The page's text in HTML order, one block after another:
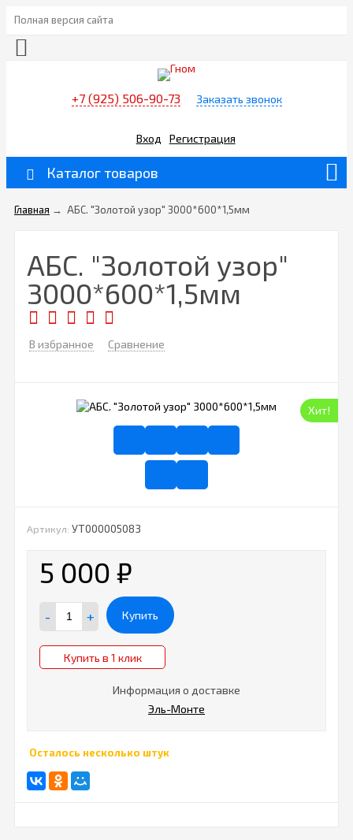
Полная версия сайта
+7 (925) 506-90-73 Заказать звонок
Вход Регистрация
Каталог товаров
Главная → АБС. "Золотой узор" 3000*600*1,5мм
АБС. "Золотой узор"
3000*600*1,5мм
В избранное Сравнение
Хит!
Артикул: УТ000005083
5 000 ₽
- + Купить
Купить в 1 клик
Информация о доставке
Эль-Монте
Осталось несколько штук